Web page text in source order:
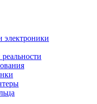
электроники